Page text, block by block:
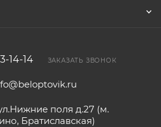
14-14 ЗАКАЗАТЬ ЗВОНОК
поля д.27 (м.
Братиславская)